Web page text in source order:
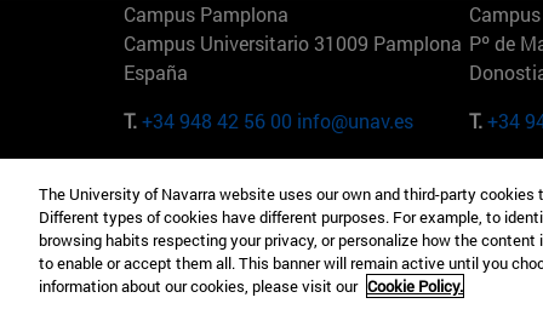
Campus Pamplona
Campus Universitario 31009 Pamplona
España
T.+34 948 42 56 00 info@unav.es
Pº de
T.+34
Camino del Cerro Águila 3 28023
Madrid España
T.+34 912 11 30 00
165 W
EE.UU
T.+1
The University of Navarra website uses our own and third-party
Different types of cookies have different purposes. For example, to
browsing habits respecting your privacy, or personalize how the
to enable or accept them all. This banner will remain active until you
information about our cookies, please visit our Cookie Policy.